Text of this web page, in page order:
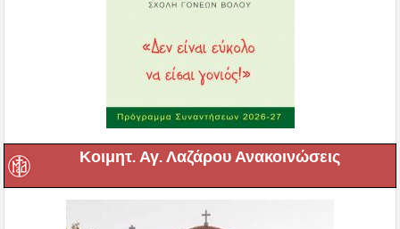
Κοιμητ. Αγ. Λαζάρου Ανακοινώσεις